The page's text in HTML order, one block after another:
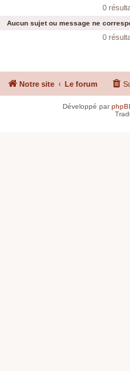
0
Aucun sujet ou message ne
0
Notre site Le forum
Développé par